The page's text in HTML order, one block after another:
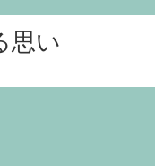
思い